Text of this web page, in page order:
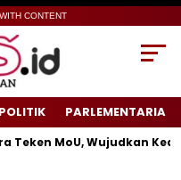
CONTENT
POLITIK PARLEMENTARIA
MoU, Wujudkan